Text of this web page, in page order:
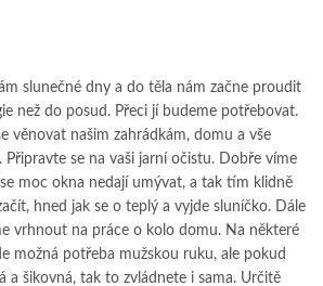
slunečné dny a do těla nám začne proudit
než do posud. Přeci jí budeme potřebovat.
věnovat našim zahrádkám, domu a vše
Připravte se na vaši jarní očistu. Dobře víme
moc okna nedají umývat, a tak tím klidně
hned jak se o teplý a vyjde sluníčko. Dále
vrhnout na práce o kolo domu. Na některé
možná potřeba mužskou ruku, ale pokud
a šikovná, tak to zvládnete i sama. Určitě